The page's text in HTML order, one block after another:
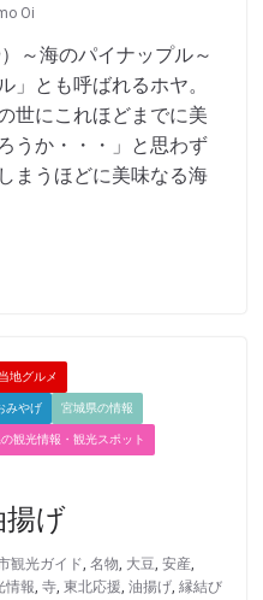
Oi
～海のパイナップル～
」とも呼ばれるホヤ。
世にこれほどまでに美
うか・・・」と思わず
まうほどに美味なる海
地グルメ
みやげ 宮城県の情報
観光情報・観光スポット
揚げ
観光ガイド, 名物, 大豆, 安産,
情報, 寺, 東北応援, 油揚げ, 縁結び